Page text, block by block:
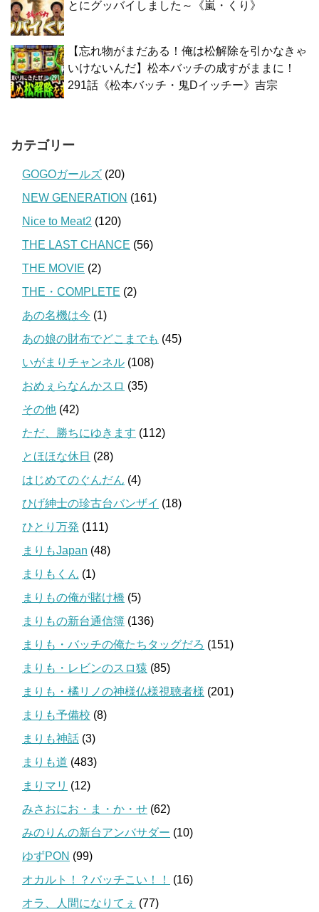
とにグッバイしました～《嵐・くり》
【忘れ物がまだある！俺は松解除を引かなきゃ
いけないんだ】松本バッチの成すがままに！
291話《松本バッチ・鬼Dイッチー》吉宗
カテゴリー
GOGOガールズ (20)
NEW GENERATION (161)
Nice to Meat2 (120)
THE LAST CHANCE (56)
THE MOVIE (2)
THE・COMPLETE (2)
あの名機は今 (1)
あの娘の財布でどこまでも (45)
いがまりチャンネル (108)
おめぇらなんかスロ (35)
その他 (42)
ただ、勝ちにゆきます (112)
とほほな休日 (28)
はじめてのぐんだん (4)
ひげ紳士の珍古台バンザイ (18)
ひとり万発 (111)
まりもJapan (48)
まりもくん (1)
まりもの俺が賭け橋 (5)
まりもの新台通信簿 (136)
まりも・バッチの俺たちタッグだろ (151)
まりも・レビンのスロ猿 (85)
まりも・橘リノの神様仏様視聴者様 (201)
まりも予備校 (8)
まりも神話 (3)
まりも道 (483)
まりマリ (12)
みさおにお・ま・か・せ (62)
みのりんの新台アンバサダー (10)
ゆずPON (99)
オカルト！？バッチこい！！
(16)
オラ、人間になりてぇ (77)